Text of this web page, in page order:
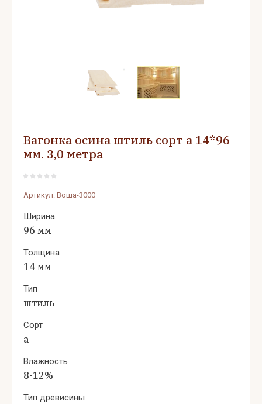
Вагонка осина штиль сорт а 14*96
мм. 3,0 метра
Артикул: Воша-3000
Ширина
96 мм
Толщина
14 мм
Тип
штиль
Сорт
а
Влажность
8-12%
Тип древисины